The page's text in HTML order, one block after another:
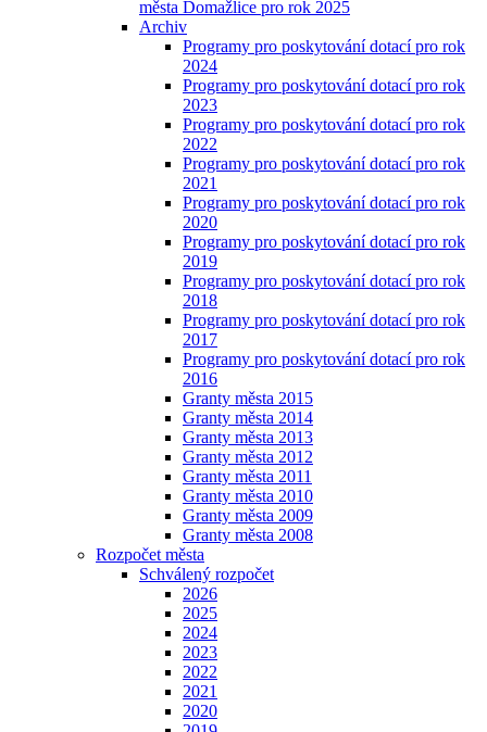
města Domažlice pro rok 2025
Archiv
Programy pro poskytování dotací pro rok
2024
Programy pro poskytování dotací pro rok
2023
Programy pro poskytování dotací pro rok
2022
Programy pro poskytování dotací pro rok
2021
Programy pro poskytování dotací pro rok
2020
Programy pro poskytování dotací pro rok
2019
Programy pro poskytování dotací pro rok
2018
Programy pro poskytování dotací pro rok
2017
Programy pro poskytování dotací pro rok
2016
Granty města 2015
Granty města 2014
Granty města 2013
Granty města 2012
Granty města 2011
Granty města 2010
Granty města 2009
Granty města 2008
Rozpočet města
Schválený rozpočet
2026
2025
2024
2023
2022
2021
2020